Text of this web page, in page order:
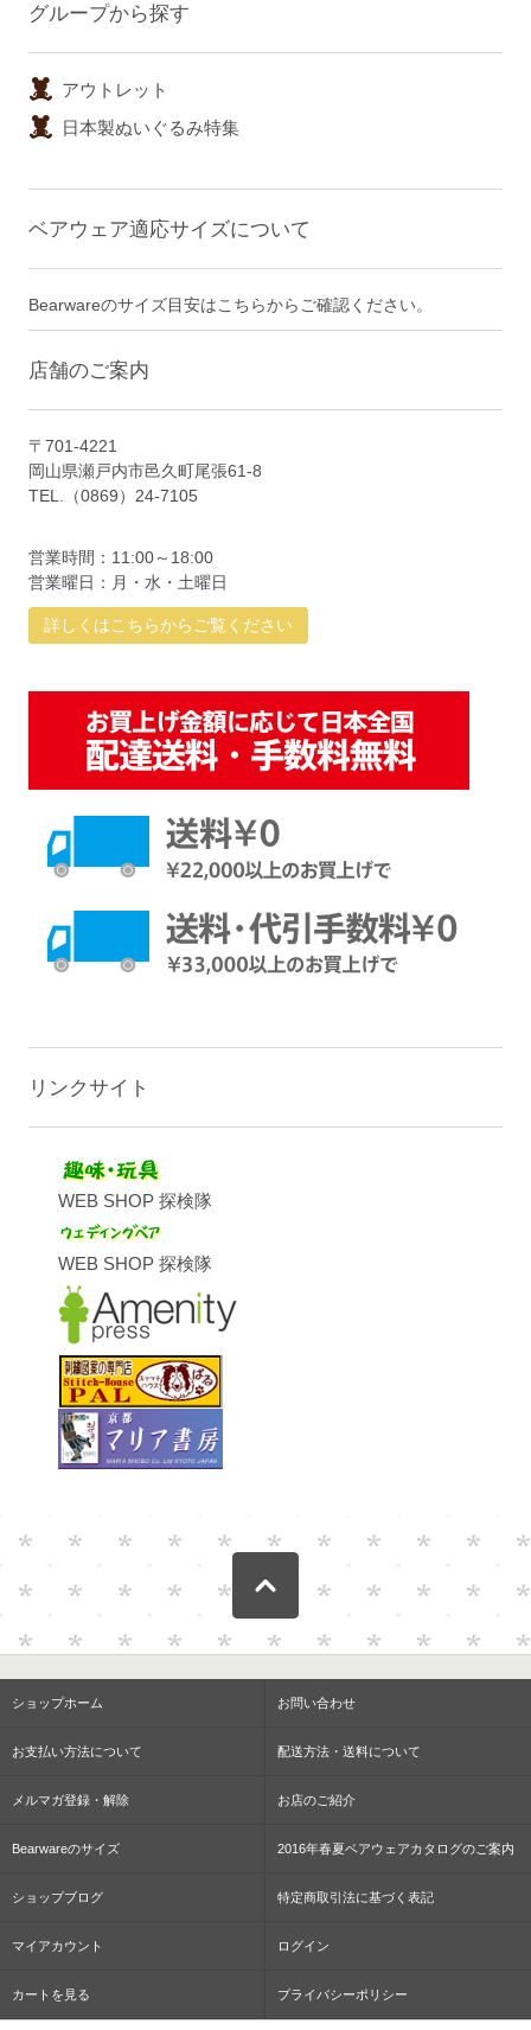
グループから探す
アウトレット
日本製ぬいぐるみ特集
ベアウェア適応サイズについて
Bearwareのサイズ目安はこちらからご確認ください。
店舗のご案内
〒701-4221
岡山県瀬戸内市邑久町尾張61-8
TEL.（0869）24-7105
営業時間：11:00～18:00
営業曜日：月・水・土曜日
詳しくはこちらからご覧ください
リンクサイト
WEB SHOP 探検隊
WEB SHOP 探検隊
ショップホーム お問い合わせ
お支払い方法について 配送方法・送料について
メルマガ登録・解除 お店のご紹介
Bearwareのサイズ 2016年春夏ベアウェアカタログのご案内
ショップブログ 特定商取引法に基づく表記
マイアカウント ログイン
カートを見る プライバシーポリシー